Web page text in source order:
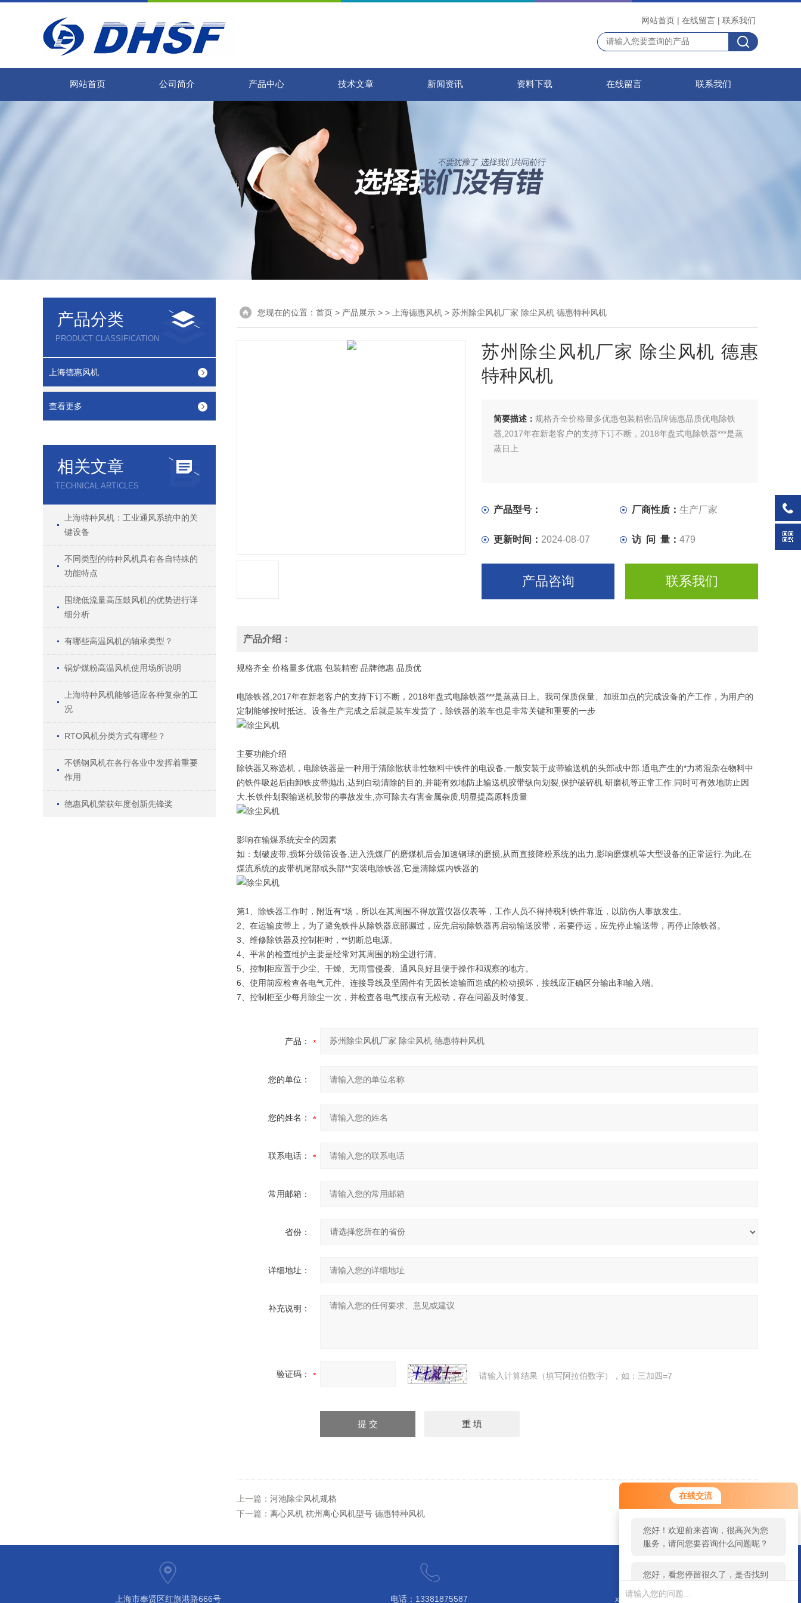
在线交流
您好！欢迎前来咨询，很高兴为您
服务，请问您要咨询什么问题呢？
您好，看您停留很久了，是否找到
了需求产品，您可以直接在线与我
网站首页 | 在线留言 | 联系我们
网站首页 公司简介 产品中心 技术文章 新闻资讯 资料下载 在线留言 联系我们
产品分类
PRODUCT CLASSIFICATION
上海德惠风机
查看更多
相关文章
TECHNICAL ARTICLES
上海特种风机：工业通风系统中的关
键设备
不同类型的特种风机具有各自特殊的
功能特点
围绕低流量高压鼓风机的优势进行详
细分析
有哪些高温风机的轴承类型？
锅炉煤粉高温风机使用场所说明
上海特种风机能够适应各种复杂的工
况
RTO风机分类方式有哪些？
不锈钢风机在各行各业中发挥着重要
作用
德惠风机荣获年度创新先锋奖
您现在的位置： 首页 > 产品展示 > > 上海德惠风机 > 苏州除尘风机厂家 除尘风机 德惠特种风机
苏州除尘风机厂家 除尘风机 德惠
特种风机
简要描述：规格齐全价格量多优惠包装精密品牌德惠品质优电除铁
器,2017年在新老客户的支持下订不断，2018年盘式电除铁器***是蒸
蒸日上
产品型号： 厂商性质：生产厂家
更新时间： 2024-08-07 访 问 量：479
产品咨询 联系我们
产品介绍：
规格齐全 价格量多优惠 包装精密 品牌德惠 品质优
电除铁器,2017年在新老客户的支持下订不断，2018年盘式电除铁器***是蒸蒸日上。我司保质保量、加班加点的完成设备的产工作，为用户的
定制能够按时抵达。设备生产完成之后就是装车发货了，除铁器的装车也是非常关键和重要的一步
主要功能介绍
除铁器又称选机，电除铁器是一种用于清除散状非性物料中铁件的电设备,一般安装于皮带输送机的头部或中部.通电产生的*力将混杂在物料中
的铁件吸起后由卸铁皮带抛出,达到自动清除的目的,并能有效地防止输送机胶带纵向划裂,保护破碎机.研磨机等正常工作.同时可有效地防止因
大.长铁件划裂输送机胶带的事故发生,亦可除去有害金属杂质,明显提高原料质量
影响在输煤系统安全的因素
如：划破皮带,损坏分级筛设备,进入洗煤厂的磨煤机后会加速钢球的磨损,从而直接降粉系统的出力,影响磨煤机等大型设备的正常运行.为此,在
煤流系统的皮带机尾部或头部**安装电除铁器,它是清除煤内铁器的
第1、除铁器工作时，附近有*场，所以在其周围不得放置仪器仪表等，工作人员不得持税利铁件靠近，以防伤人事故发生。
2、在运输皮带上，为了避免铁件从除铁器底部漏过，应先启动除铁器再启动输送胶带，若要停运，应先停止输送带，再停止除铁器。
3、维修除铁器及控制柜时，**切断总电源。
4、平常的检查维护主要是经常对其周围的粉尘进行清。
5、控制柜应置于少尘、干燥、无雨雪侵袭、通风良好且便于操作和观察的地方。
6、使用前应检查各电气元件、连接导线及坚固件有无因长途输而造成的松动损坏，接线应正确区分输出和输入端。
7、控制柜至少每月除尘一次，并检查各电气接点有无松动，存在问题及时修复。
产品：
您的单位：
您的姓名：
联系电话：
常用邮箱：
省份：
详细地址：
补充说明：
验证码： 请输入计算结果（填写阿拉伯数字），如：三加四=7
上一篇： 河池除尘风机规格
下一篇： 离心风机 杭州离心风机型号 德惠特种风机
上海市奉贤区红旗港路666号 电话：13381875587 xieliqiang88@163.com